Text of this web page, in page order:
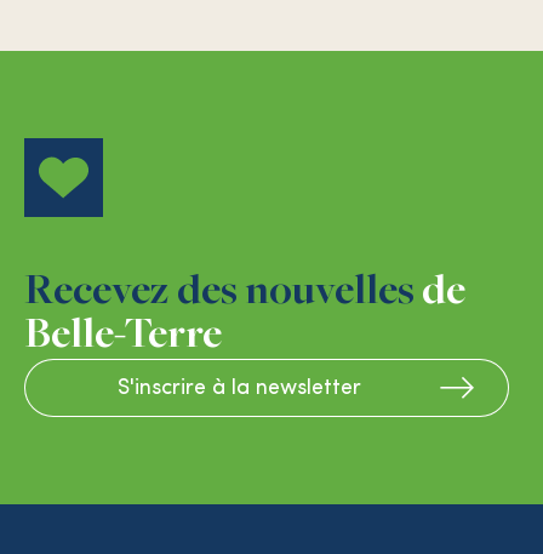
Recevez des nouvelles de
Belle-Terre
S'inscrire à la newsletter